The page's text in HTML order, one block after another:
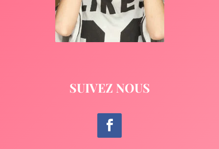
SUIVEZ NOUS